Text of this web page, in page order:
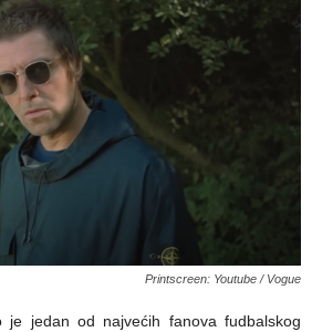
Printscreen: Youtube / Vogue
je jedan od najvećih fanova fudbalskog